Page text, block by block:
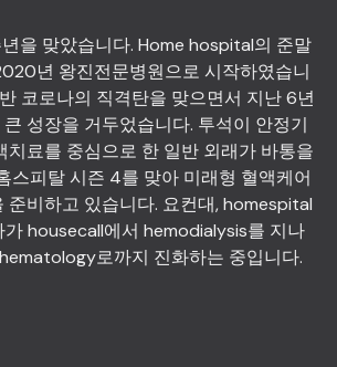
을 맞았습니다. Home hospital의 준말
년 왕진전문병원으로 시작하였습니
코로나의 직격탄을 맞으면서 지난 6년
성장을 거두었습니다. 투석이 안정기
치료를 중심으로 한 일반 외래가 바통을
스피탈 시즌 4를 맞아 미래형 혈액케어
준비하고 있습니다. 요컨대, homespital
가 housecall에서 hemodialysis를 지나
로까지 진화하는 중입니다.